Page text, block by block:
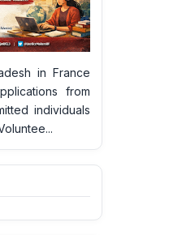
in France
from
individuals